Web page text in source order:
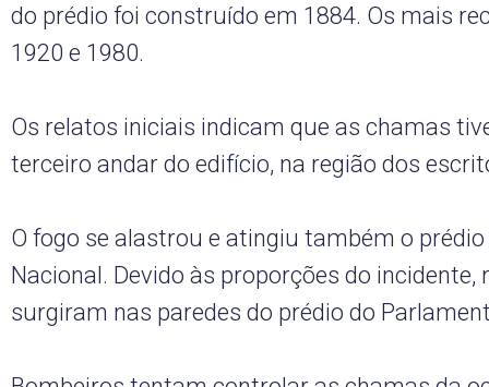
do prédio foi construído em 1884. Os mais
1920 e 1980.
Os relatos iniciais indicam que as chamas
terceiro andar do edifício, na região dos
O fogo se alastrou e atingiu também o
Nacional. Devido às proporções do incidente,
surgiram nas paredes do prédio do